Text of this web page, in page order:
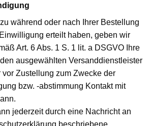
während oder nach Ihrer Bestellung
erteilt haben, geben wir
Art. 6 Abs. 1 S. 1 lit. a DSGVO Ihre
ausgewählten Versanddienstleister
vor Zustellung zum Zwecke der
bzw. -abstimmung Kontakt mit
jederzeit durch eine Nachricht an
beschriebene